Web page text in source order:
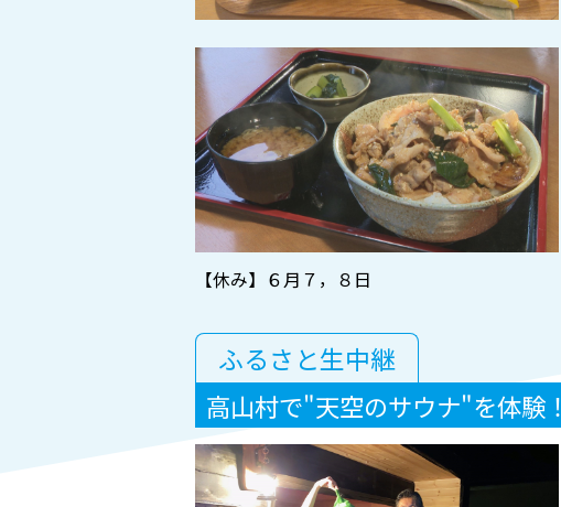
【休み】６月７，８日
ふるさと生中継
高山村で"天空のサウナ"を体験！